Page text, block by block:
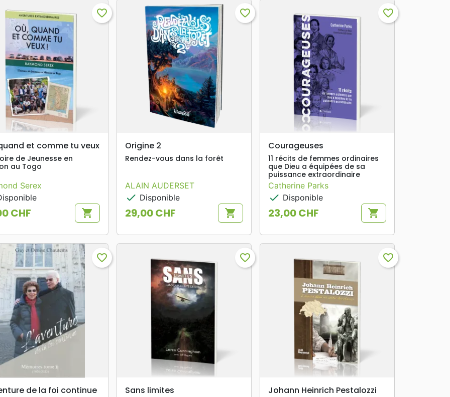
search APERÇU RAPIDE
favorite_border
et comme tu veux
de Jeunesse en
au Togo
Serex
CHF shopping_cart
searchAPERÇU RAPIDE
favorite_border
Origine 2
Rendez-vous dans la forêt
ALAIN AUDERSET
check Disponible
Prix
29,00 CHF shopping_cart
search
favorite_border
Courageuses
11 récits de femmes ordinaires
que Dieu a équipées de sa
puissance extraordinaire
Catherine Parks
check Disponible
Prix
23,00 CHF shopping_cart
search APERÇU RAPIDE
favorite_border
de la foi continue search APERÇU RAPIDE
favorite_border
Sans limites search APERÇU RAPIDE
favorite_border
Johann Heinrich Pestalozzi